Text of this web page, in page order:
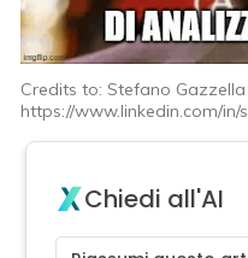
Credits to: Stefano Gazzella
https://www.linkedin.com/
Chiedi all'AI